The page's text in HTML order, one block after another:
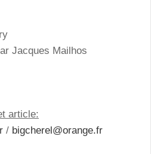
Jacques Mailhos
article:
/ bigcherel@orange.fr